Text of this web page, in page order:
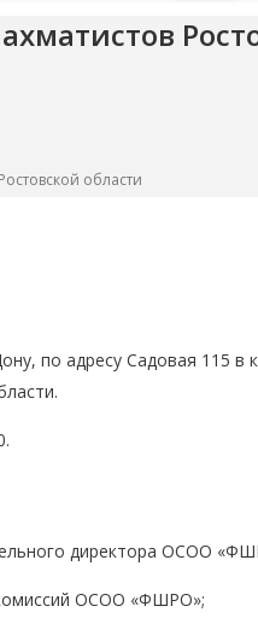
области
по адресу Садовая 115
директора ОСОО
ОСОО «ФШРО»;